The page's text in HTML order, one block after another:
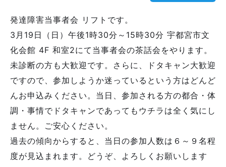
発達障害当事者会 リフトです。
3月19日（日）午後1時30分～15時30分 宇都宮市文
化会館 4F 和室2にて当事者会の茶話会をやります。
未診断の方も大歓迎です。さらに、ドタキャン大歓迎
ですので、参加しようか迷っているという方はどんど
んお申込みください。当日、参加される方の都合・体
調・事情でドタキャンであってもウチラは全く気にし
ません。ご安心ください。
過去の傾向からすると、当日の参加人数は６～９名程
度が見込まれます。どうぞ、よろしくお願いします